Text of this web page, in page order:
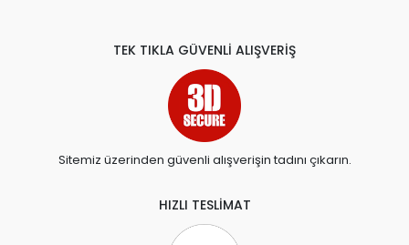
TEK TIKLA GÜVENLİ ALIŞVERİŞ
Sitemiz üzerinden güvenli alışverişin tadını çıkarın.
HIZLI TESLİMAT